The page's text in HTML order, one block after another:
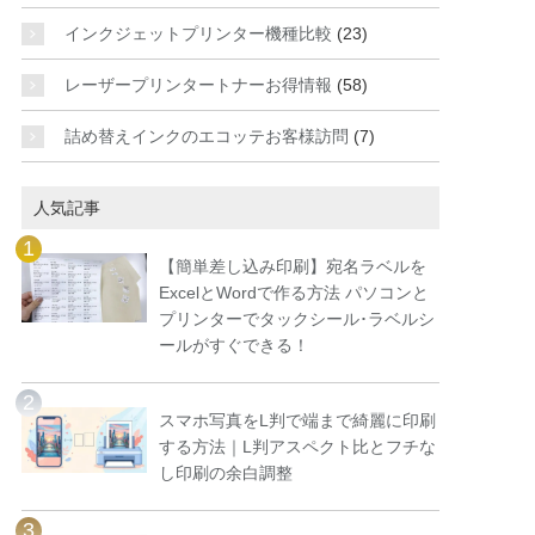
インクジェットプリンター機種比較 (23)
レーザープリンタートナーお得情報 (58)
詰め替えインクのエコッテお客様訪問 (7)
人気記事
【簡単差し込み印刷】宛名ラベルを
ExcelとWordで作る方法 パソコンと
プリンターでタックシール･ラベルシ
ールがすぐできる！
スマホ写真をL判で端まで綺麗に印刷
する方法｜L判アスペクト比とフチな
し印刷の余白調整